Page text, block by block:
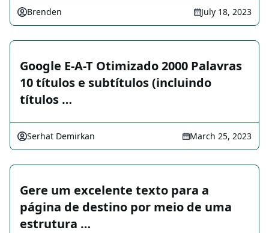
Brenden July 18, 2023
Google E-A-T Otimizado 2000 Palavras
10 títulos e subtítulos (incluindo
títulos …
Serhat Demirkan March 25, 2023
Gere um excelente texto para a
página de destino por meio de uma
estrutura …